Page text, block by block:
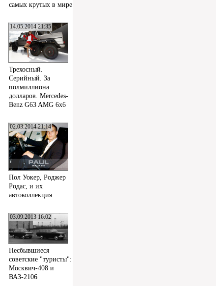
самых крутых в мире
14.05.2014 21:35
Трехосный.
Серийный. За
полмиллиона
долларов. Mercedes-
Benz G63 AMG 6x6
02.03.2014 21:14
Пол Уокер, Роджер
Родас, и их
автоколлекция
03.09.2013 16:02
Несбывшиеся
советские "туристы":
Москвич-408 и
ВАЗ-2106